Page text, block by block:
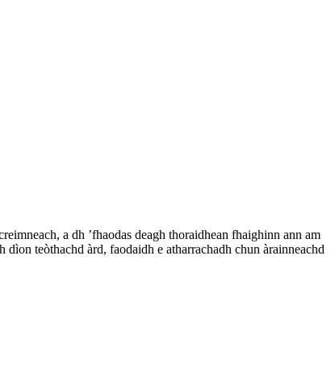
a dh ’fhaodas deagh thoraidhean fhaighinn ann am
teòthachd àrd, faodaidh e atharrachadh chun àrainneachd